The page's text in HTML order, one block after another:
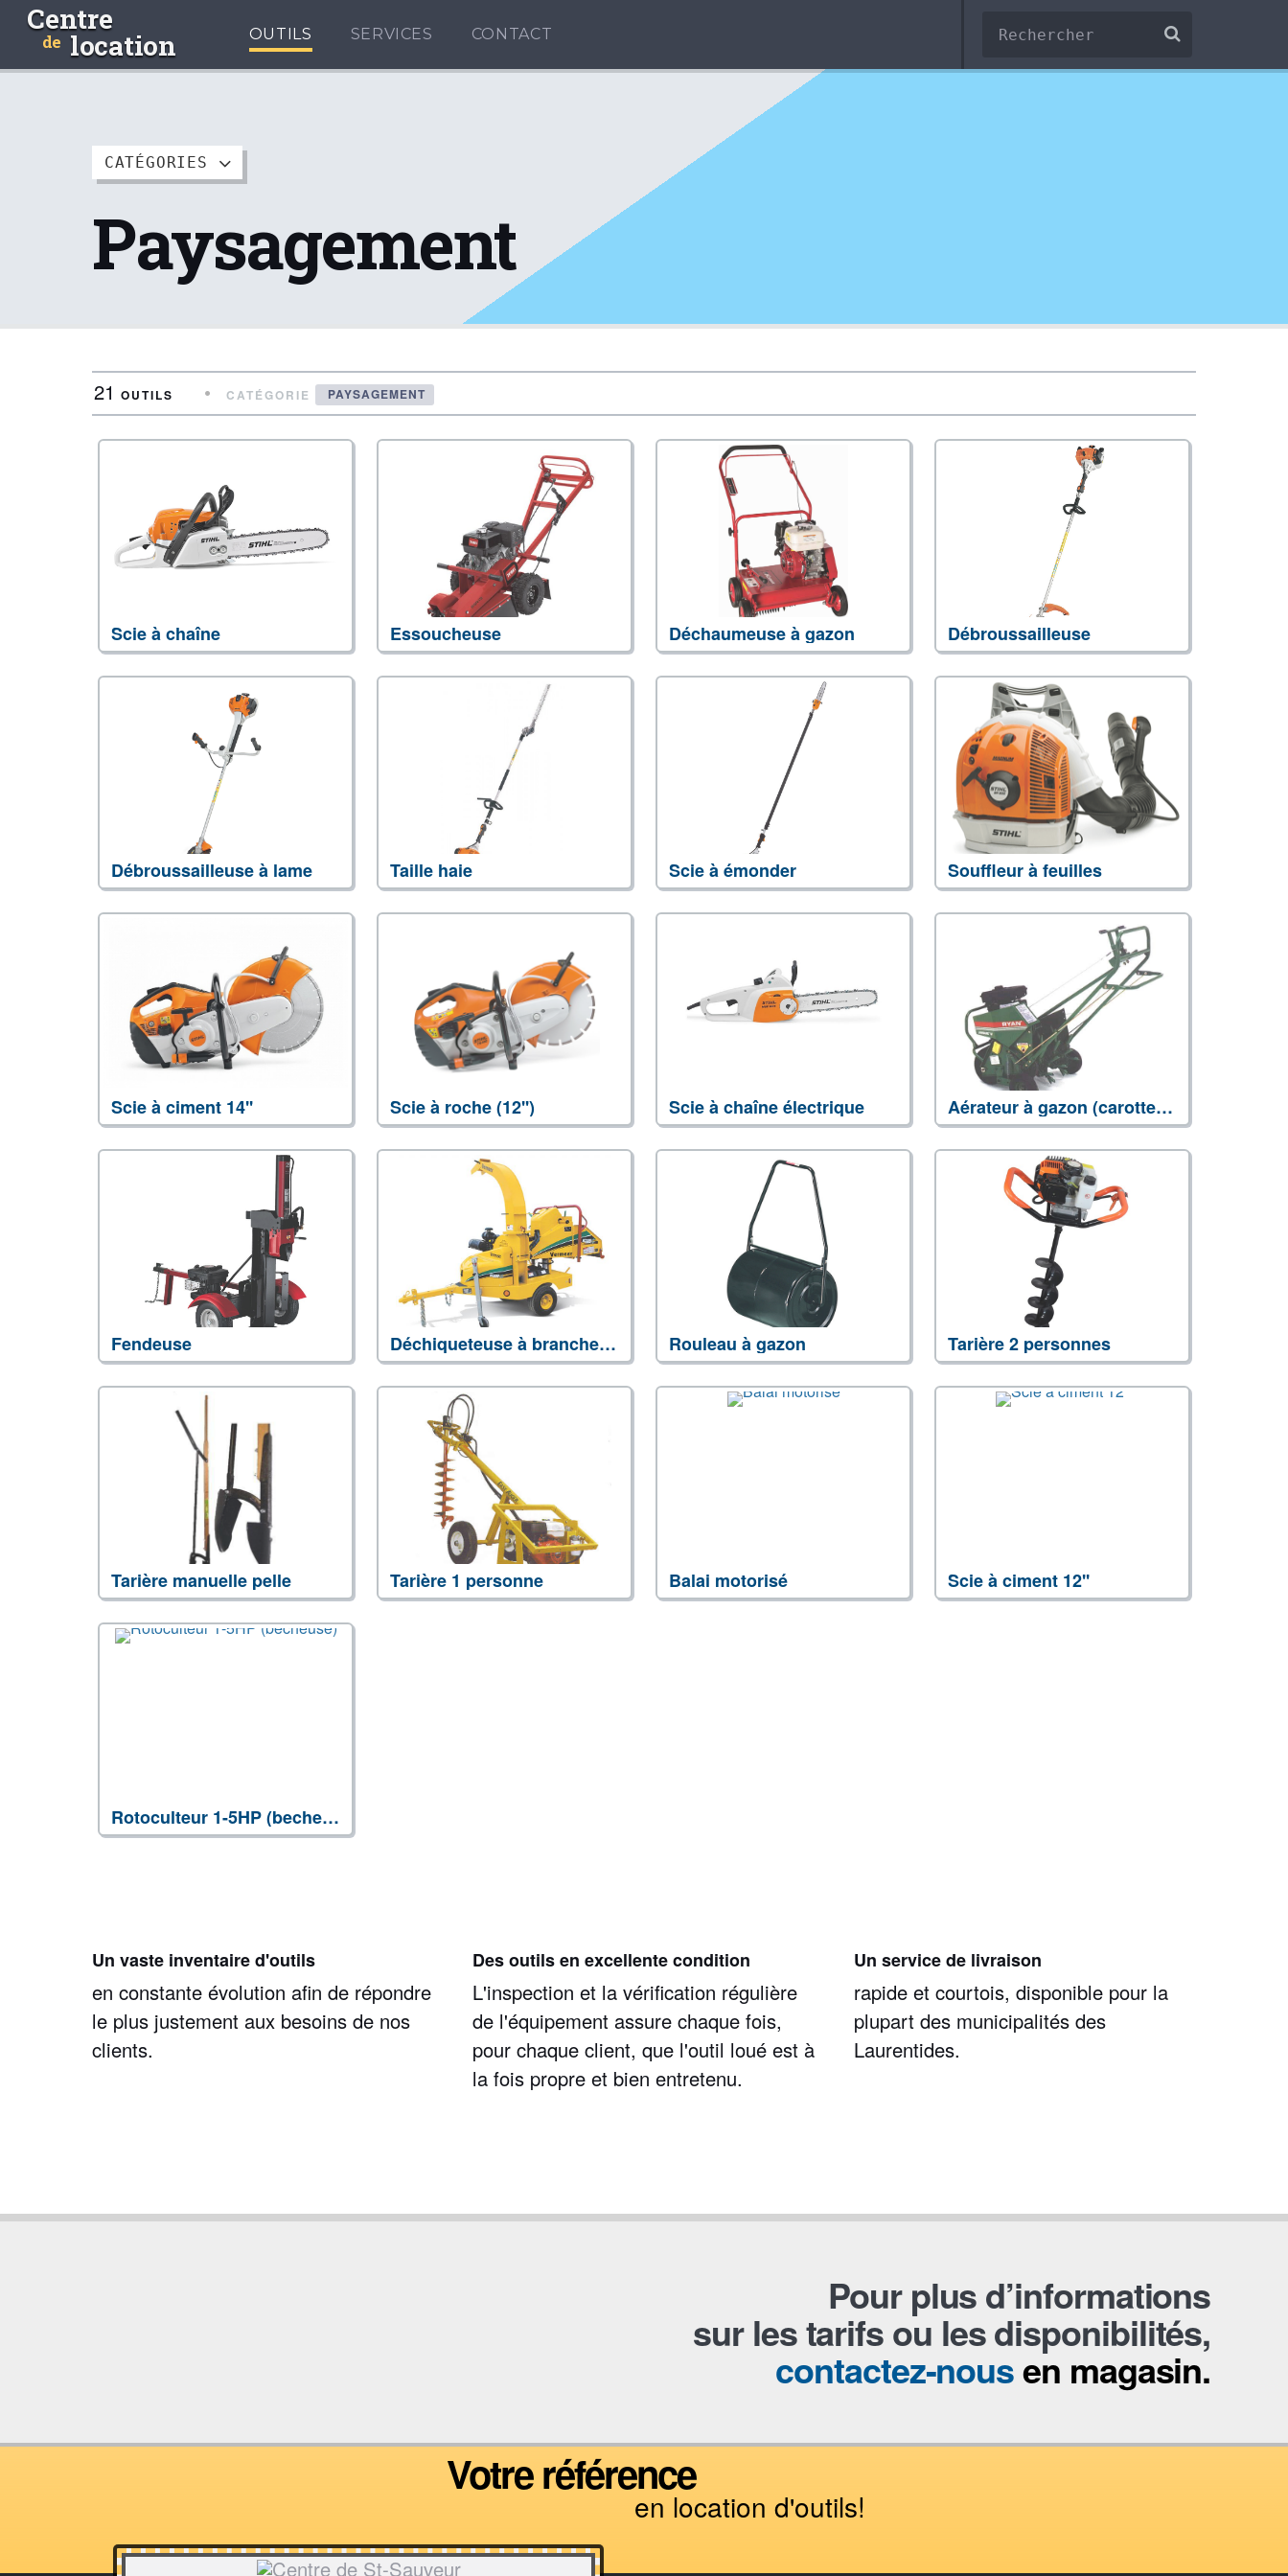
Centre
de location OUTILS SERVICES CONTACT
CATÉGORIES
Paysagement
21 OUTILS • CATÉGORIE PAYSAGEMENT
Scie à chaîne Essoucheuse Déchaumeuse à gazon Débroussailleuse
Débroussailleuse à lame Taille haie Scie à émonder Souffleur à feuilles
Scie à ciment 14'' Scie à roche (12'') Scie à chaîne électrique Aérateur à gazon (carotteuse)
Fendeuse Déchiqueteuse à branche (grosse) Rouleau à gazon Tarière 2 personnes
Tarière manuelle pelle Tarière 1 personne Balai motorisé Scie à ciment 12''
Rotoculteur 1-5HP (becheuse)
Un vaste inventaire d'outils
en constante évolution afin de répondre
le plus justement aux besoins de nos
clients.
Des outils en excellente condition
L'inspection et la vérification régulière
de l'équipement assure chaque fois,
pour chaque client, que l'outil loué est à
la fois propre et bien entretenu.
Un service de livraison
rapide et courtois, disponible pour la
plupart des municipalités des
Laurentides.
Pour plus d’informations
sur les tarifs ou les disponibilités,
contactez-nousen magasin.
Votre référence
en location d'outils!